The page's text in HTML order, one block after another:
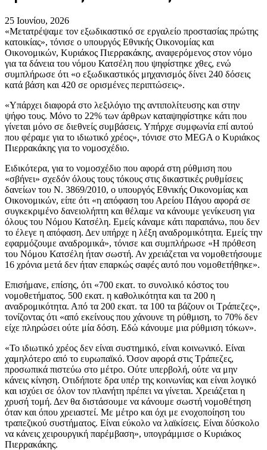
25 Ιουνίου, 2026
«Μετατρέψαμε τον εξωδικαστικό σε εργαλείο προστασίας πρώτης
κατοικίας», τόνισε ο υπουργός Εθνικής Οικονομίας και
Οικονομικών, Κυριάκος Πιερρακάκης, αναφερόμενος στον νόμο
για τα δάνεια του νόμου Κατσέλη που ψηφίστηκε χθες, ενώ
συμπλήρωσε ότι «o εξωδικαστικός μηχανισμός δίνει 240 δόσεις
κατά βάση και 420 σε ορισμένες περιπτώσεις».
«Υπάρχει διαφορά στο λεξιλόγιο της αντιπολίτευσης και στην
ψήφο τους. Μόνο το 22% των άρθρων καταψηφίστηκε κάτι που
γίνεται μόνο σε διεθνείς συμβάσεις. Υπήρχε συμφωνία επί αυτού
που φέραμε για το ιδιωτικό χρέος», τόνισε στο MEGA ο Κυριάκος
Πιερρακάκης για το νομοσχέδιο.
Ειδικότερα, για το νομοσχέδιο που αφορά στη ρύθμιση που
«σβήνει» σχεδόν όλους τους τόκους στις δικαστικές ρυθμίσεις
δανείων του Ν. 3869/2010, ο υπουργός Εθνικής Οικονομίας και
Οικονομικών, είπε ότι «η απόφαση του Αρείου Πάγου αφορά σε
συγκεκριμένο δανειολήπτη και θέλαμε να κάνουμε γενίκευση για
όλους του Νόμου Κατσέλη. Εμείς κάναμε κάτι παραπάνω, που δεν
το έλεγε η απόφαση. Δεν υπήρχε η λέξη αναδρομικότητα. Εμείς την
εφαρμόζουμε αναδρομικά», τόνισε και συμπλήρωσε «Η πρόθεση
του Νόμου Κατσέλη ήταν σωστή. Αν χρειάζεται να νομοθετήσουμε
16 χρόνια μετά δεν ήταν επαρκώς σαφές αυτό που νομοθετήθηκε».
Επισήμανε, επίσης, ότι «700 εκατ. το συνολικό κόστος του
νομοθετήματος. 500 εκατ. η καθολικότητα και τα 200 η
αναδρομικότητα. Από τα 200 εκατ. τα 100 τα βάζουν οι Τράπεζες»,
τονίζοντας ότι «από εκείνους που χάνουνε τη ρύθμιση, το 70% δεν
είχε πληρώσει ούτε μία δόση. Εδώ κάνουμε μια ρύθμιση τόκων».
«Το ιδιωτικό χρέος δεν είναι συστημικό, είναι κοινωνικό. Είναι
χαμηλότερο από το ευρωπαϊκό. Όσον αφορά στις Τράπεζες,
προσωπικά πιστεύω στο μέτρο. Ούτε υπερβολή, ούτε να μην
κάνεις κίνηση. Οτιδήποτε δρα υπέρ της κοινωνίας και είναι λογικό
και ισχύει σε όλον τον πλανήτη πρέπει να γίνεται. Χρειάζεται η
χρυσή τομή. Δεν θα διστάσουμε να κάνουμε σωστή νομοθέτηση
όταν και όπου χρειαστεί. Με μέτρο και όχι με ενοχοποίηση του
τραπεζικού συστήματος. Είναι εύκολο να λαϊκίσεις. Είναι δύσκολο
να κάνεις χειρουργική παρέμβαση», υπογράμμισε ο Κυριάκος
Πιερρακάκης.